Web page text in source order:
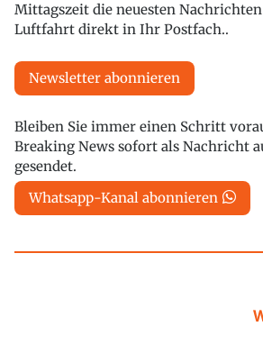
Mittagszeit die neuesten
Luftfahrt direkt in Ihr Postfach..
Newsletter abonnieren
Bleiben Sie immer einen Schritt
Breaking News sofort als Nachricht
gesendet.
Whatsapp-Kanal abonnieren